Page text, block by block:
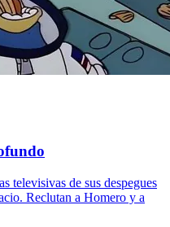
televisivas de sus despegues
Reclutan a Homero y a